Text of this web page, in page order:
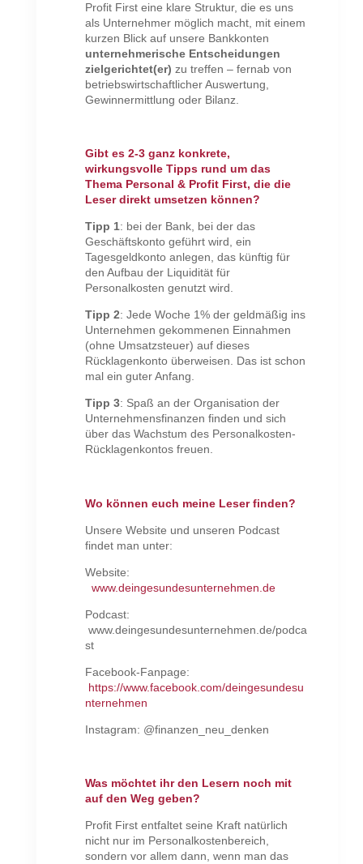
Profit First eine klare Struktur, die es uns
als Unternehmer möglich macht, mit einem
kurzen Blick auf unsere Bankkonten
unternehmerische Entscheidungen
zielgerichtet(er) zu treffen – fernab von
betriebswirtschaftlicher Auswertung,
Gewinnermittlung oder Bilanz.
Gibt es 2-3 ganz konkrete,
wirkungsvolle Tipps rund um das
Thema Personal & Profit First, die die
Leser direkt umsetzen können?
Tipp 1: bei der Bank, bei der das
Geschäftskonto geführt wird, ein
Tagesgeldkonto anlegen, das künftig für
den Aufbau der Liquidität für
Personalkosten genutzt wird.
Tipp 2: Jede Woche 1% der geldmäßig ins
Unternehmen gekommenen Einnahmen
(ohne Umsatzsteuer) auf dieses
Rücklagenkonto überweisen. Das ist schon
mal ein guter Anfang.
Tipp 3: Spaß an der Organisation der
Unternehmensfinanzen finden und sich
über das Wachstum des Personalkosten-
Rücklagenkontos freuen.
Wo können euch meine Leser finden?
Unsere Website und unseren Podcast
findet man unter:
Website:
www.deingesundesunternehmen.de
Podcast:
www.deingesundesunternehmen.de/podca
st
Facebook-Fanpage:
https://www.facebook.com/deingesundesu
nternehmen
Instagram: @finanzen_neu_denken
Was möchtet ihr den Lesern noch mit
auf den Weg geben?
Profit First entfaltet seine Kraft natürlich
nicht nur im Personalkostenbereich,
sondern vor allem dann, wenn man das